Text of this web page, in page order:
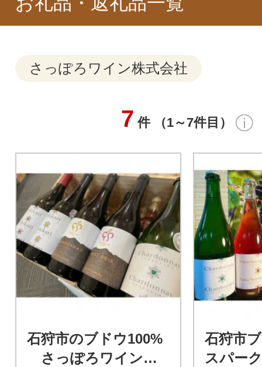
さっぽろワイン株式会社
7 件 （1～7件目）
石狩市のブドウ100%
さっぽろワインの
石狩市
スパー